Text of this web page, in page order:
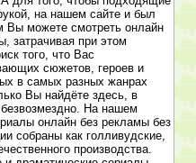
на нашем сайте и был
Вы можете смотреть онлайн
затрачивая при этом
того, что Вас
сюжетов, героев и
в самых разных жанрах
Вы найдёте здесь, в
На нашем
онлайн без рекламы без
собраны как голливудские,
производства.